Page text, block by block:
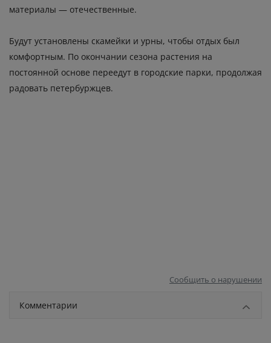
материалы — отечественные.
Будут установлены скамейки и урны, чтобы отдых был
комфортным. По окончании сезона растения на
постоянной основе переедут в городские парки, продолжая
радовать петербуржцев.
Сообщить о нарушении
Комментарии